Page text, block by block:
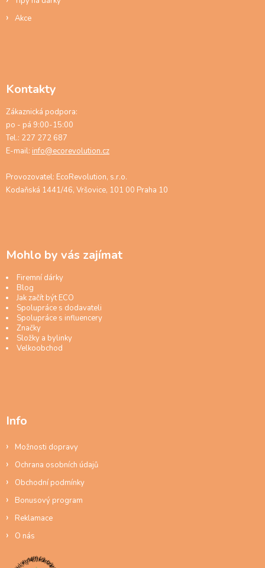
Akce
Kontakty
Zákaznická podpora:
po - pá 9:00-15:00
Tel.: 227 272 687
E-mail: info@ecorevolution.cz
Provozovatel: EcoRevolution, s.r.o.
Kodaňská 1441/46, Vršovice, 101 00 Praha 10
Mohlo by vás zajímat
Firemní dárky
Blog
Jak začít být ECO
Spolupráce s dodavateli
Spolupráce s influencery
Značky
Složky a bylinky
Velkoobchod
Info
Možnosti dopravy
Ochrana osobních údajů
Obchodní podmínky
Bonusový program
Reklamace
O nás